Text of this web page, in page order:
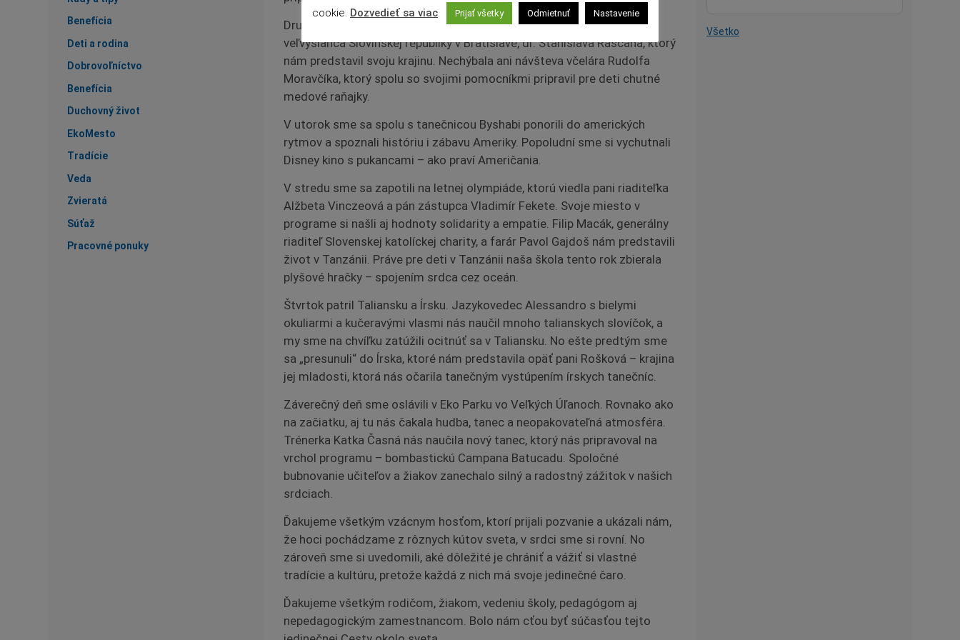
Benefícia
Deti a rodina
Dobrovoľníctvo
Benefícia
Duchovný život
EkoMesto
Tradície
Veda
Zvieratá
Súťaž
Pracovné ponuky
Druhý týždeň sme začali v Slovinsku. Privítali sme vzácneho hosťa –
veľvyslanca Slovinskej republiky v Bratislave, dr. Stanislava Raščana, ktorý
nám predstavil svoju krajinu. Nechýbala ani návšteva včelára Rudolfa
Moravčíka, ktorý spolu so svojimi pomocníkmi pripravil pre deti chutné
medové raňajky.
V utorok sme sa spolu s tanečnicou Byshabi ponorili do amerických
rytmov a spoznali históriu i zábavu Ameriky. Popoludní sme si vychutnali
Disney kino s pukancami – ako praví Američania.
V stredu sme sa zapotili na letnej olympiáde, ktorú viedla pani riaditeľka
Alžbeta Vinczeová a pán zástupca Vladimír Fekete. Svoje miesto v
programe si našli aj hodnoty solidarity a empatie. Filip Macák, generálny
riaditeľ Slovenskej katolíckej charity, a farár Pavol Gajdoš nám predstavili
život v Tanzánii. Práve pre deti v Tanzánii naša škola tento rok zbierala
plyšové hračky – spojením srdca cez oceán.
Štvrtok patril Taliansku a Írsku. Jazykovedec Alessandro s bielymi
okuliarmi a kučeravými vlasmi nás naučil mnoho talianskych slovíčok, a
my sme na chvíľku zatúžili ocitnúť sa v Taliansku. No ešte predtým sme
sa „presunuli“ do Írska, ktoré nám predstavila opäť pani Rošková – krajina
jej mladosti, ktorá nás očarila tanečným vystúpením írskych tanečníc.
Záverečný deň sme oslávili v Eko Parku vo Veľkých Úľanoch. Rovnako ako
na začiatku, aj tu nás čakala hudba, tanec a neopakovateľná atmosféra.
Trénerka Katka Časná nás naučila nový tanec, ktorý nás pripravoval na
vrchol programu – bombastickú Campana Batucadu. Spoločné
bubnovanie učiteľov a žiakov zanechalo silný a radostný zážitok v našich
srdciach.
Ďakujeme všetkým vzácnym hosťom, ktorí prijali pozvanie a ukázali nám,
že hoci pochádzame z rôznych kútov sveta, v srdci sme si rovní. No
zároveň sme si uvedomili, aké dôležité je chrániť a vážiť si vlastné
tradície a kultúru, pretože každá z nich má svoje jedinečné čaro.
Ďakujeme všetkým rodičom, žiakom, vedeniu školy, pedagógom aj
nepedagogickým zamestnancom. Bolo nám cťou byť súčasťou tejto
Všetko
cookie. Dozvedieť sa viac Prijať všetky Odmietnuť Nastavenie